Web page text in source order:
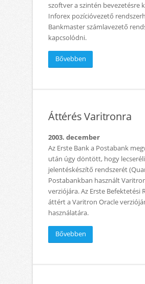
szoftver a szintén bevezetésre
Inforex pozícióvezető
Bankmaster számlavezető
kapcsolódni.
Bővebben
Áttérés Varitronra
2003. december
Az Erste Bank a Postabank
után úgy döntött, hogy
jelentéskészítő rendszerét
Postabankban használt
verziójára. Az Erste Befektetési
áttért a Varitron Oracle
használatára.
Bővebben